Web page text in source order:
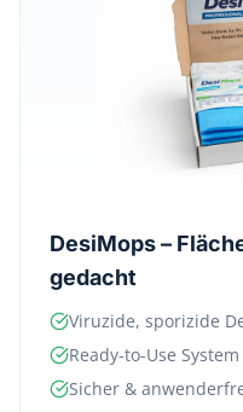
DesiMops –
gedacht
Viruzide, sporizide
Ready-to-Use System
Sicher &